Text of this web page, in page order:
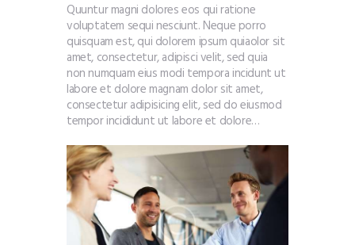
Quuntur magni dolores eos qui ratione
voluptatem sequi nesciunt. Neque porro
quisquam est, qui dolorem ipsum quiaolor sit
amet, consectetur, adipisci velit, sed quia
non numquam eius modi tempora incidunt ut
labore et dolore magnam dolor sit amet,
consectetur adipisicing elit, sed do eiusmod
tempor incididunt ut labore et dolore…